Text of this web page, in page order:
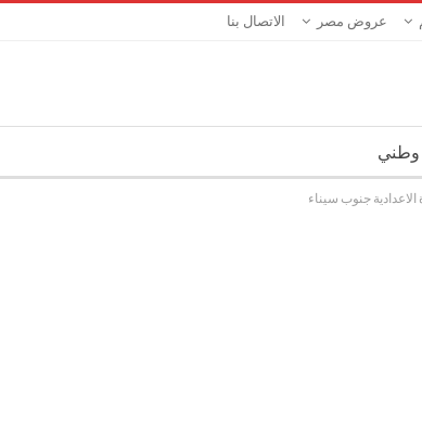
عروض مصر الاتصال بنا
وطني
الاعدادية جنوب سيناء